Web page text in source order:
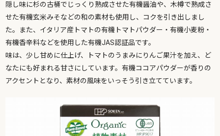
隠し味に杉の古桶でじっくり熟成させた有機醤油や、木樽で熟成さ
せた有機玄米みそなどの和の素材も使用し、コクを引き出しまし
た。また、イタリア産トマトの有機トマトパウダー・有機小麦粉・
有機香辛料などを使用した有機JAS認証品です。
味は、少し甘めに仕上げ、トマトのうまみにりんご果汁を加え、ど
なたにも好まれる甘さにしています。有機ココアパウダーが香りの
アクセントとなり、素材の風味をいっそう引き立てています。